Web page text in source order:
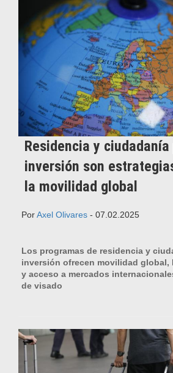
Residencia y ciudadanía
inversión son
la movilidad global
PorAxel Olivares - 07.02.2025
Los programas de residencia y
inversión ofrecen movilidad global,
y acceso a mercados
de visado